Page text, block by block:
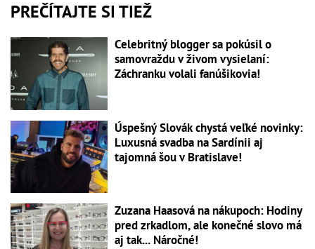
PREČÍTAJTE SI TIEŽ
Celebritný blogger sa pokúsil o
samovraždu v živom vysielaní:
Záchranku volali fanúšikovia!
Úspešný Slovák chystá veľké novinky:
Luxusná svadba na Sardínii aj
tajomná šou v Bratislave!
Zuzana Haasová na nákupoch: Hodiny
pred zrkadlom, ale konečné slovo má
aj tak... Náročné!